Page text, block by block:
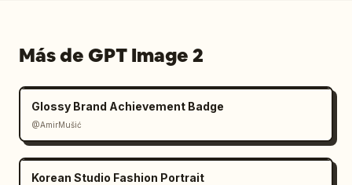
Más de GPT Image 2
Glossy Brand Achievement Badge
@AmirMušić
Korean Studio Fashion Portrait